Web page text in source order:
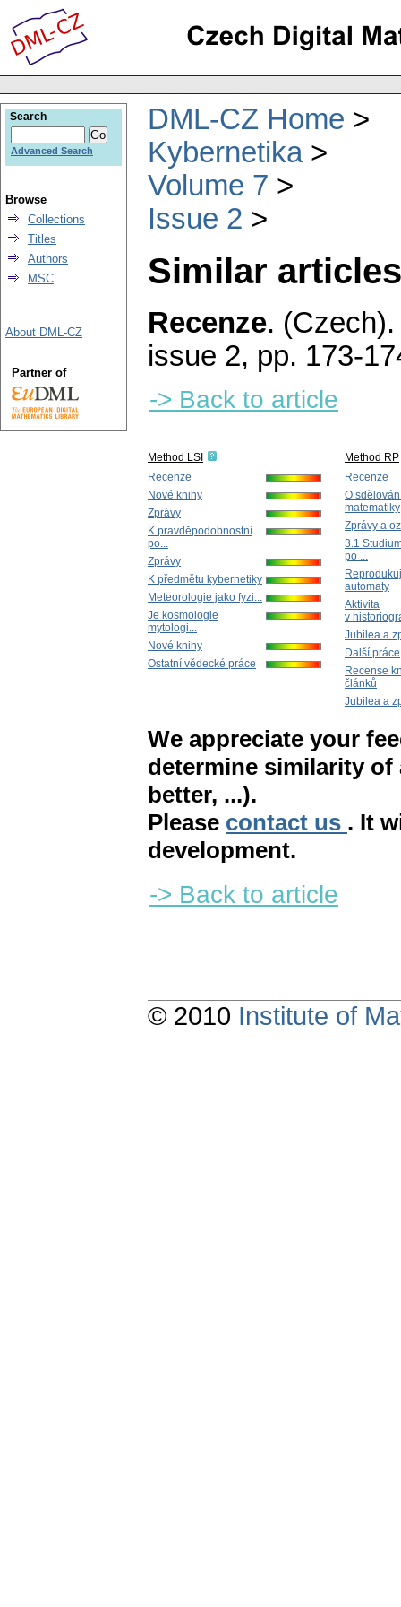
DML-CZ Home
Kybernetika
Volume 7
Issue 2
Similar
Recenze. (Czech).
issue 2, pp. 173-
-> Back to article
Method LSI
Recenze
Nové knihy
Zprávy
K pravděpodobnostní
po...
Zprávy
K předmětu kybernetiky
Meteorologie jako fyzi...
Je kosmologie
mytologi...
Nové knihy
Ostatní vědecké práce
Method RP
Recenze
O
matematiky
Zprávy a
3.1
po ...
automaty
Aktivita
v
Jubilea a
Další práce
Recense
článků
Jubilea a
We appreciate your
determine similarity
better, ...).
Please contact us . It
development.
-> Back to article
Search
Advanced Search
Browse
Collections
Titles
Authors
MSC
About DML-CZ
Partner of
© 2010 Institute of